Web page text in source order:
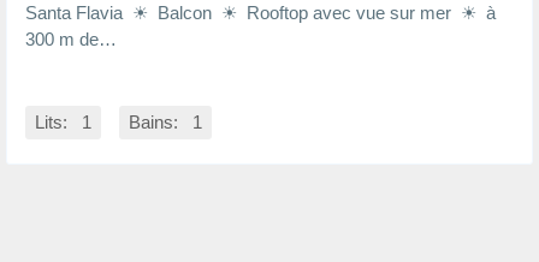
Santa Flavia ☀ Balcon ☀ Rooftop avec vue sur mer ☀ à
300 m de…
Lits: 1 Bains: 1